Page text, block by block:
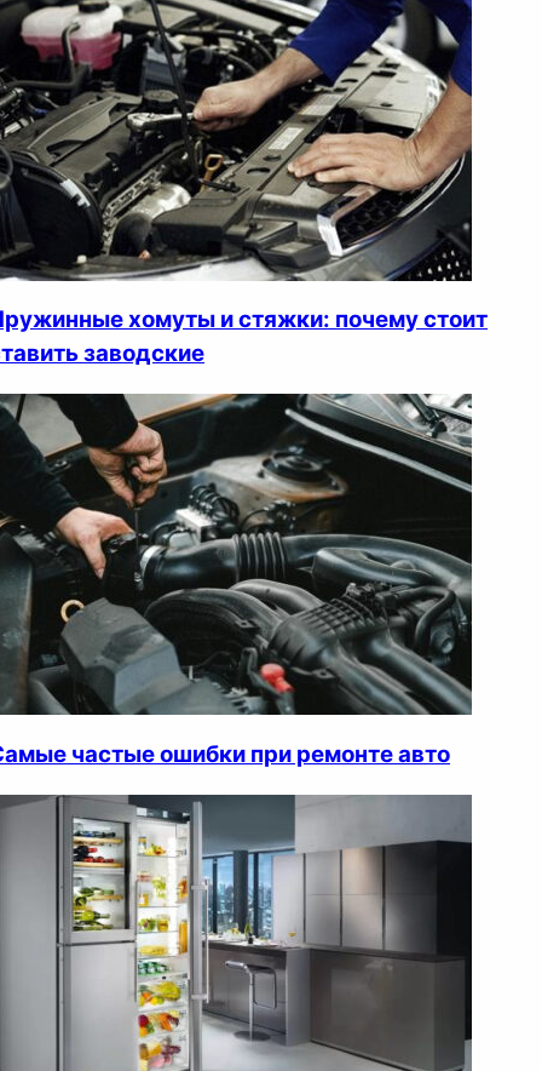
хомуты и стяжки: почему стоит
заводские
частые ошибки при ремонте авто